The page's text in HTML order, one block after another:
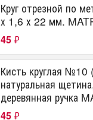
Круг отрезной по
х 1,6 х 22 мм.
45 ₽
Кисть круглая
натуральная
деревянная ручка
45 ₽